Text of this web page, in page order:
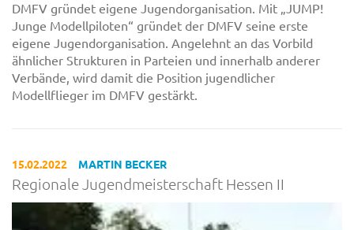
DMFV gründet eigene Jugendorganisation. Mit „JUMP!
Junge Modellpiloten“ gründet der DMFV seine erste
eigene Jugendorganisation. Angelehnt an das Vorbild
ähnlicher Strukturen in Parteien und innerhalb anderer
Verbände, wird damit die Position jugendlicher
Modellflieger im DMFV gestärkt.
15.02.2022 MARTIN BECKER
Regionale Jugendmeisterschaft Hessen II